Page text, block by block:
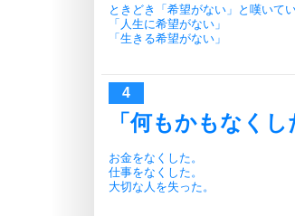
ときどき「希望がない」と嘆いて
「人生に希望がない」
「生きる希望がない」
「何もかもなく
お金をなくした。
仕事をなくした。
大切な人を失った。